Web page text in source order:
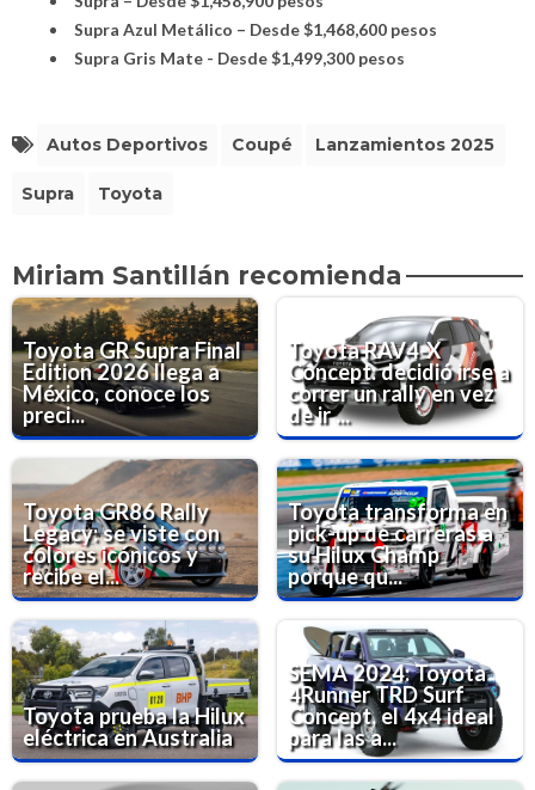
Supra Azul Metálico – Desde $1,468,600 pesos
Supra Gris Mate - Desde $1,499,300 pesos
Autos Deportivos Coupé Lanzamientos 2025
Supra Toyota
Miriam Santillán recomienda
Toyota GR Supra Final
Edition 2026 llega a
México, conoce los
preci...
Toyota RAV4-X
Concept: decidió irse a
correr un rally en vez
de ir ...
Toyota GR86 Rally
Legacy: se viste con
colores icónicos y
recibe el...
Toyota transforma en
pick-up de carreras a
su Hilux Champ
porque qu...
Toyota prueba la Hilux
eléctrica en Australia
SEMA 2024: Toyota
4Runner TRD Surf
Concept, el 4x4 ideal
para las a...